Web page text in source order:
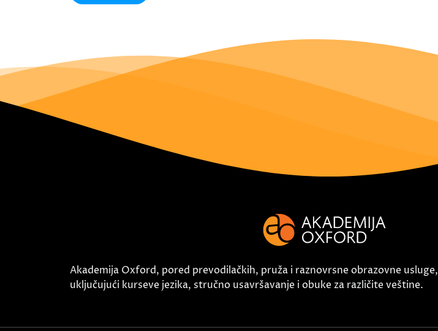
Akademija Oxford, pored prevodilačkih, pruža i raznovrsne obrazovne usluge,
uključujući kurseve jezika, stručno usavršavanje i obuke za različite veštine.